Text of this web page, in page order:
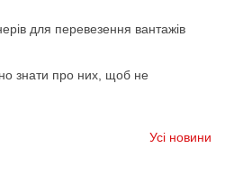
для перевезення вантажів
знати про них, щоб не
Усі новини